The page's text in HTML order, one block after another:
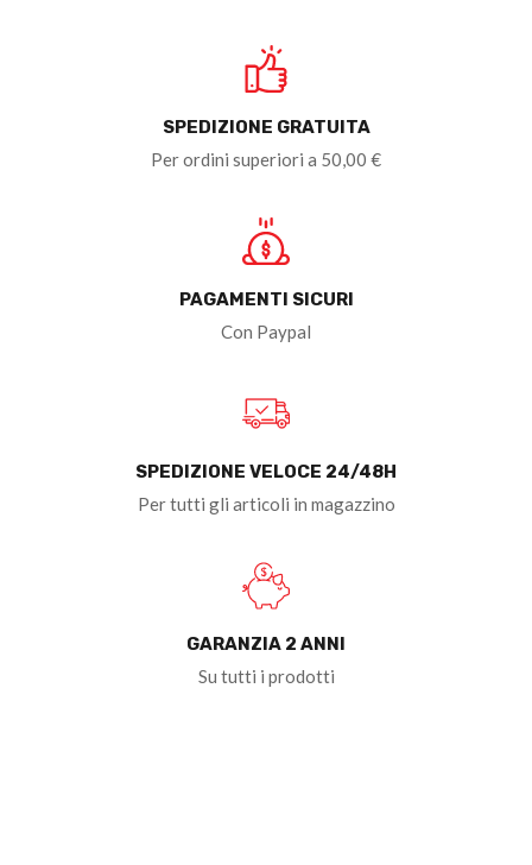
SPEDIZIONE GRATUITA
Per ordini superiori a 50,00 €
PAGAMENTI SICURI
Con Paypal
SPEDIZIONE VELOCE 24/48H
Per tutti gli articoli in magazzino
GARANZIA 2 ANNI
Su tutti i prodotti